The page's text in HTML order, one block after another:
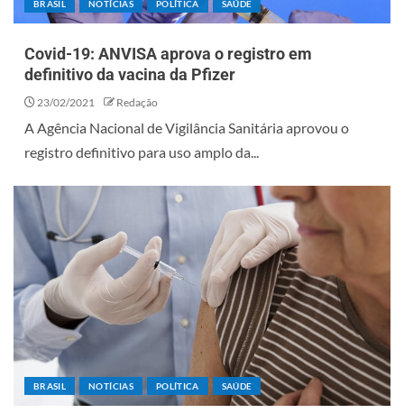
BRASIL NOTÍCIAS POLÍTICA SAÚDE
Covid-19: ANVISA aprova o registro em
definitivo da vacina da Pfizer
23/02/2021 Redação
A Agência Nacional de Vigilância Sanitária aprovou o
registro definitivo para uso amplo da...
BRASIL NOTÍCIAS POLÍTICA SAÚDE